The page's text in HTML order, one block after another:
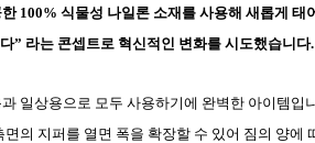
100% 식물성 나일론 소재를 사용해 새롭게 태
” 라는 콘셉트로 혁신적인 변화를 시도했습니다.
일상용으로 모두 사용하기에 완벽한 아이템입
의 지퍼를 열면 폭을 확장할 수 있어 짐의 양에